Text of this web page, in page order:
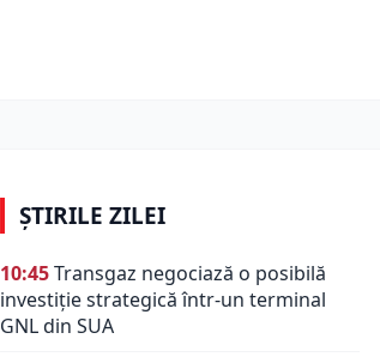
ȘTIRILE ZILEI
10:45Transgaz negociază o posibilă
investiție strategică într-un terminal
GNL din SUA